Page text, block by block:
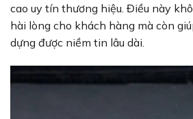
cao uy tín thương hiệu. Điều này
hài lòng cho khách hàng mà còn
dựng được niềm tin lâu dài.